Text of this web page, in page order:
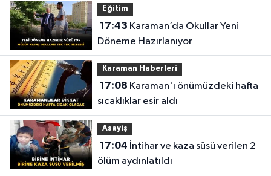
Eğitim
17:43
Döneme Hazırlanıyor
Karaman Haberleri
17:08
sıcaklıklar esir aldı
Asayiş
17:04
ölüm aydınlatıldı